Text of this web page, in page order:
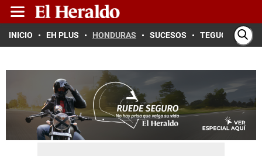
INICIO EH PLUS HONDURAS SUCESOS TEGUCIGALPA